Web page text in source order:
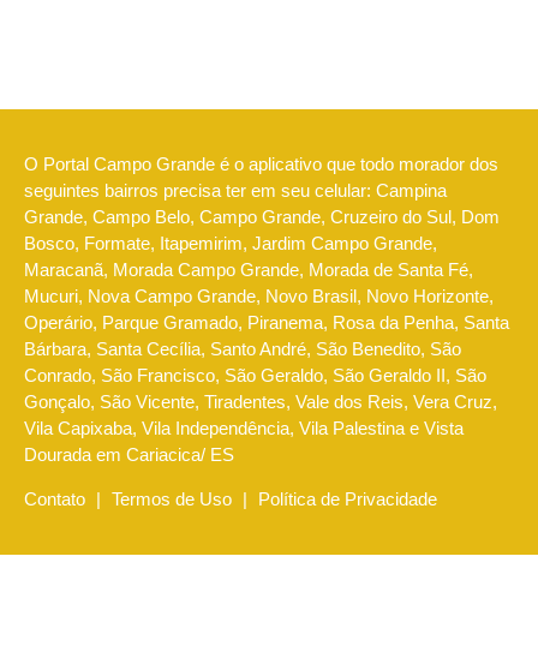
O Portal Campo Grande é o aplicativo que todo morador dos
seguintes bairros precisa ter em seu celular: Campina
Grande, Campo Belo, Campo Grande, Cruzeiro do Sul, Dom
Bosco, Formate, Itapemirim, Jardim Campo Grande,
Maracanã, Morada Campo Grande, Morada de Santa Fé,
Mucuri, Nova Campo Grande, Novo Brasil, Novo Horizonte,
Operário, Parque Gramado, Piranema, Rosa da Penha, Santa
Bárbara, Santa Cecília, Santo André, São Benedito, São
Conrado, São Francisco, São Geraldo, São Geraldo II, São
Gonçalo, São Vicente, Tiradentes, Vale dos Reis, Vera Cruz,
Vila Capixaba, Vila Independência, Vila Palestina e Vista
Dourada em Cariacica/ ES
Contato | Termos de Uso | Política de Privacidade